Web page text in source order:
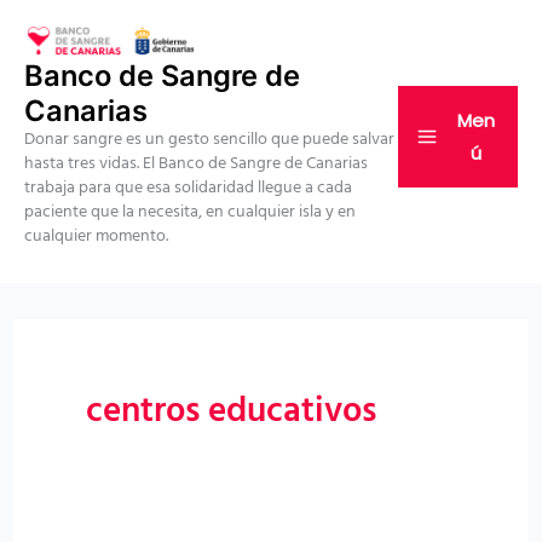
contenido
Banco de Sangre de
Canarias
Donar sangre es un gesto sencillo que puede salvar
hasta tres vidas. El Banco de Sangre de Canarias
trabaja para que esa solidaridad llegue a cada
paciente que la necesita, en cualquier isla y en
cualquier momento.
Men
ú
centros educativos